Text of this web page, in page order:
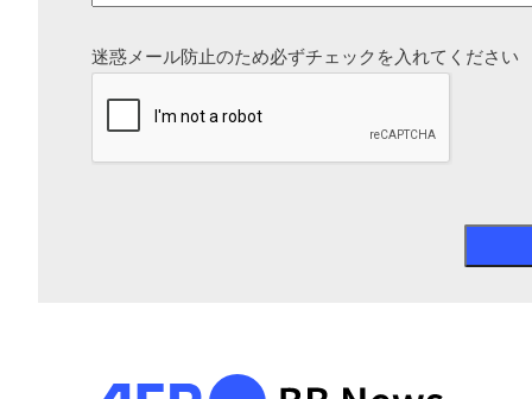
迷惑メール防止のため必ずチェックを入れてください